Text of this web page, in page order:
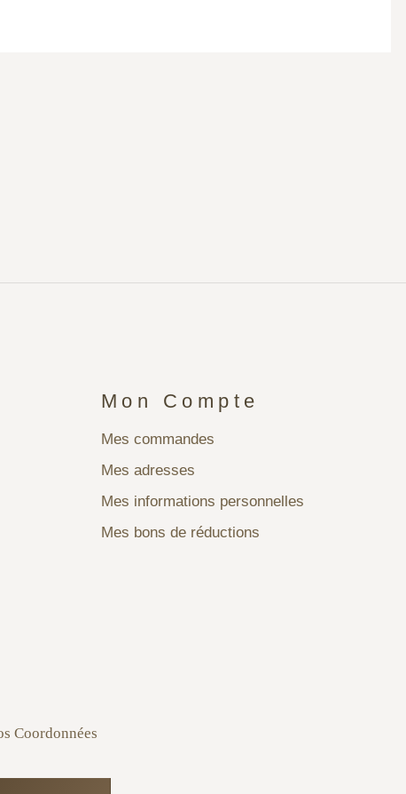
Mon Compte
Mes commandes
Mes adresses
Mes informations personnelles
Mes bons de réductions
Coordonnées